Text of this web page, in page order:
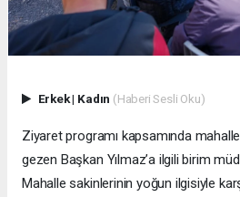
Erkek| Kadın (Haberi Sesli Oku)
Ziyaret programı kapsamında
gezen Başkan Yılmaz’a ilgili birim
Mahalle sakinlerinin yoğun ilgisiyle